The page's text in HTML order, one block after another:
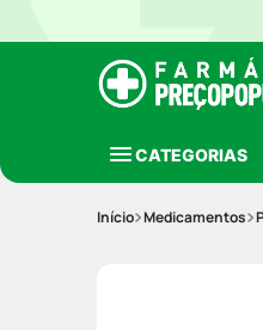
CATEGORIAS
Medicamentos